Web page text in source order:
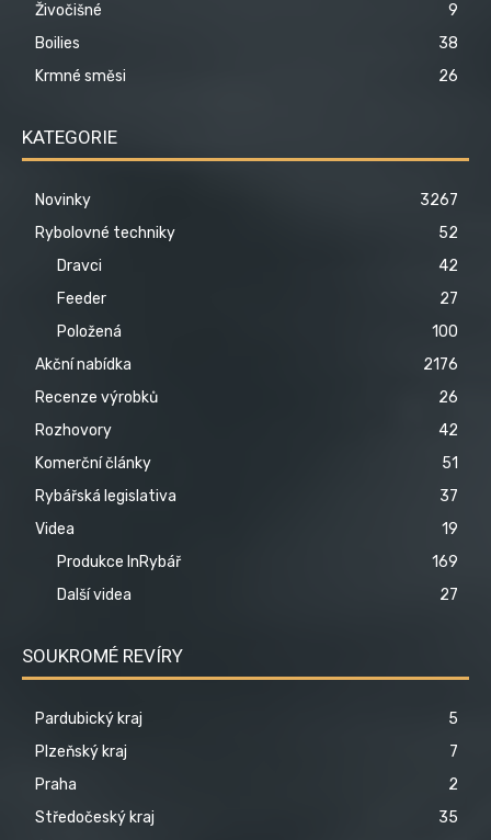
Živočišné
9
Boilies
38
Krmné směsi
26
KATEGORIE
Novinky
3267
Rybolovné techniky
52
Dravci
42
Feeder
27
Položená
100
Akční nabídka
2176
Recenze výrobků
26
Rozhovory
42
Komerční články
51
Rybářská legislativa
37
Videa
19
Produkce InRybář
169
Další videa
27
SOUKROMÉ REVÍRY
Pardubický kraj
5
Plzeňský kraj
7
Praha
2
Středočeský kraj
35